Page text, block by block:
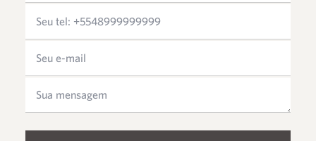
Please leave this field empty.